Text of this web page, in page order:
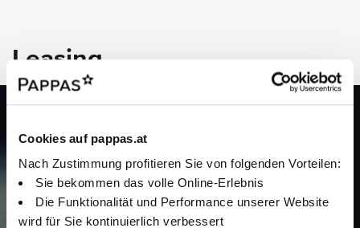
Cookies auf pappas.at
Nach Zustimmung profitieren Sie von folgenden Vorteilen:
Sie bekommen das volle Online-Erlebnis
Die Funktionalität und Performance unserer Website
wird für Sie kontinuierlich verbessert
Fahrerdisplay
Klimatisierungsautomatik THERMATIC
Mittelkonsole in Schwarz hochglänzend
Multifunktions-Sportlenkrad in Leder
Sitzlehnen im Fond klappbar
Zentraldisplay
Leasing
Jetzt Leasing berechnen
Ihr Leasing, Ihre Regeln: Gestalten Sie Ihr Angebot flexibel und
berechnen Sie es direkt online. Starten Sie jetzt!